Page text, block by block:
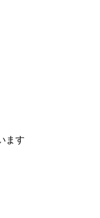
刷
ます